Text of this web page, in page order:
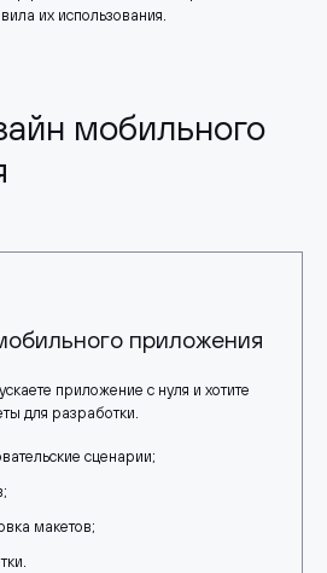
их использования.
мобильного
приложения
приложение с нуля и хотите
для разработки.
сценарии;
макетов;